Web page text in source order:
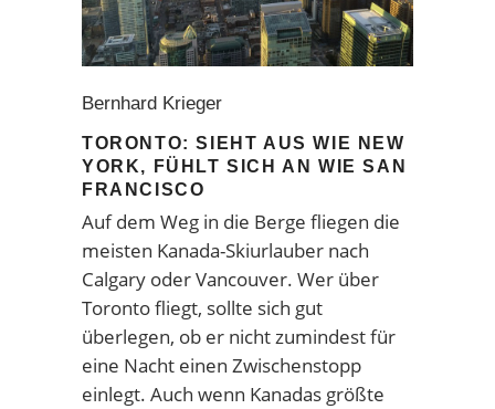
Bernhard Krieger
TORONTO: SIEHT AUS WIE NEW
YORK, FÜHLT SICH AN WIE SAN
FRANCISCO
Auf dem Weg in die Berge fliegen die
meisten Kanada-Skiurlauber nach
Calgary oder Vancouver. Wer über
Toronto fliegt, sollte sich gut
überlegen, ob er nicht zumindest für
eine Nacht einen Zwischenstopp
einlegt. Auch wenn Kanadas größte